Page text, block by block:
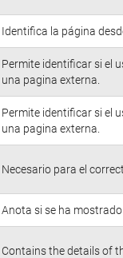
Identifica la página
Permite identificar si el
una pagina externa.
Permite identificar si el
una pagina externa.
Necesario para el
Anota si se ha
Contains the details of